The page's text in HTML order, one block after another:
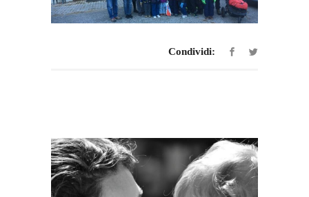
Condividi: